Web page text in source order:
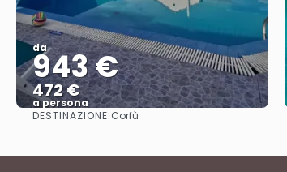
da
943 €
472 €
a persona
Vedere
DESTINAZIONE:Corfù